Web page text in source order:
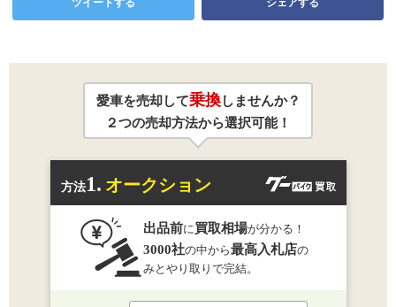
ツイートする シェアする
愛車を売却して乗換しませんか？
２つの売却方法から選択可能！
方法1. オークション
出品前に買取相場が分かる！
3000社の中から最高入札店の
みとやり取りで完結。